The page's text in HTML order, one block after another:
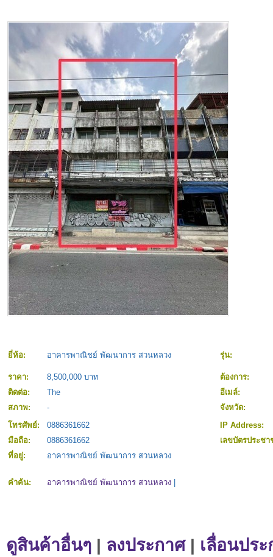
ยี่ห้อ: อาคารพาณิชย์ พัฒนาการ สวนหลวง รุ่น:
ราคา: 8,500,000 บาท
ต้องการ:
ติดต่อ:
The
อีเมล์:
สภาพ:
-
จังหวัด:
โทรศัพย์:
0886361662
IP Address:
มือถือ:
0886361662
เลขบัตรประช
ที่อยู่:
อาคารพาณิชย์ พัฒนาการ สวนหลวง
คำค้น: อาคารพาณิชย์ พัฒนาการ สวนหลวง
ดูสินค้าอื่นๆ | ลงประกาศ| เลื่อนปร